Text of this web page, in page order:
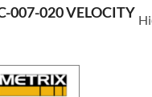
007-020 VELOCITY